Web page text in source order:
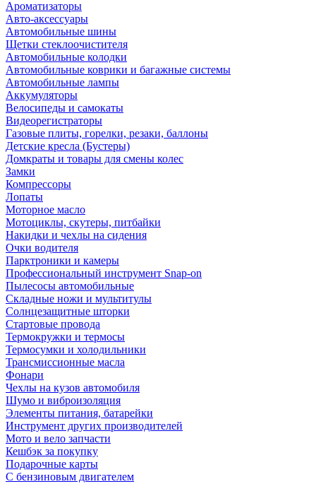
Ароматизаторы
Авто-аксессуары
Автомобильные шины
Щетки стеклоочистителя
Автомобильные колодки
Автомобильные коврики и багажные системы
Автомобильные лампы
Аккумуляторы
Велосипеды и самокаты
Видеорегистраторы
Газовые плиты, горелки, резаки, баллоны
Детские кресла (Бустеры)
Домкраты и товары для смены колес
Замки
Компрессоры
Лопаты
Моторное масло
Мотоциклы, скутеры, питбайки
Накидки и чехлы на сидения
Очки водителя
Парктроники и камеры
Профессиональный инструмент Snap-on
Пылесосы автомобильные
Складные ножи и мультитулы
Солнцезащитные шторки
Стартовые провода
Термокружки и термосы
Термосумки и холодильники
Трансмиссионные масла
Фонари
Чехлы на кузов автомобиля
Шумо и виброизоляция
Элементы питания, батарейки
Инструмент других производителей
Мото и вело запчасти
Кешбэк за покупку
Подарочные карты
С бензиновым двигателем